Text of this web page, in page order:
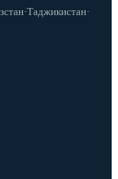
·Таджикистан·